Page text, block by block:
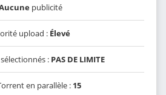
publicité
upload : Élevé
: PAS DE LIMITE
en parallèle : 15